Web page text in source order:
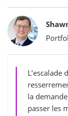
Bylines
la
passer les